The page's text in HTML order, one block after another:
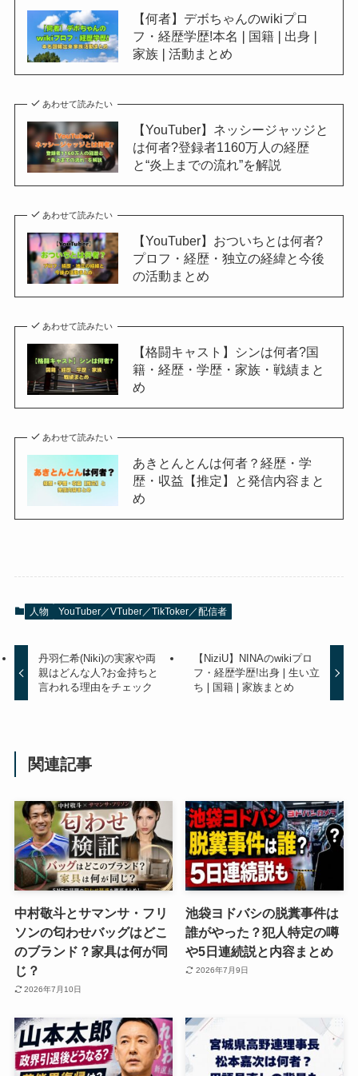
【何者】デボちゃんのwikiプロ
フ・経歴学歴!本名❘国籍❘出身❘
家族❘活動まとめ
あわせて読みたい
【YouTuber】ネッシージャッジと
は何者?登録者1160万人の経歴
と“炎上までの流れ”を解説
あわせて読みたい
【YouTuber】おついちとは何者?
プロフ・経歴・独立の経緯と今後
の活動まとめ
あわせて読みたい
【格闘キャスト】シンは何者?国
籍・経歴・学歴・家族・戦績まと
め
あわせて読みたい
あきとんとんは何者？経歴・学
歴・収益【推定】と発信内容まと
め
人物 YouTuber／VTuber／TikToker／配信者
丹羽仁希(Niki)の実家や両
親はどんな人?お金持ちと
言われる理由をチェック
【NiziU】NINAのwikiプロ
フ・経歴学歴!出身❘生い立
ち❘国籍❘家族まとめ
関連記事
中村敬斗とサマンサ・フリ
ソンの匂わせバッグはどこ
のブランド？家具は何が同
じ？
2026年7月10日
池袋ヨドバシの脱糞事件は
誰がやった？犯人特定の噂
や5日連続説と内容まとめ
2026年7月9日